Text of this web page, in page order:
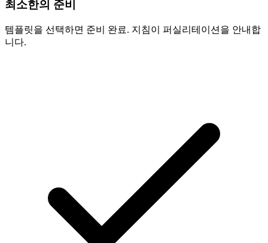
최소한의 준비
템플릿을 선택하면 준비 완료. 지침이 퍼실리테이션을 안내합
니다.